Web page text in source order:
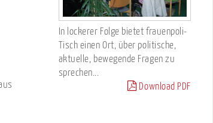
In lockerer Folge bietet frauenpoli-
Tisch einen Ort, über politische,
aktuelle, bewegende Fragen zu
sprechen...
Download PDF